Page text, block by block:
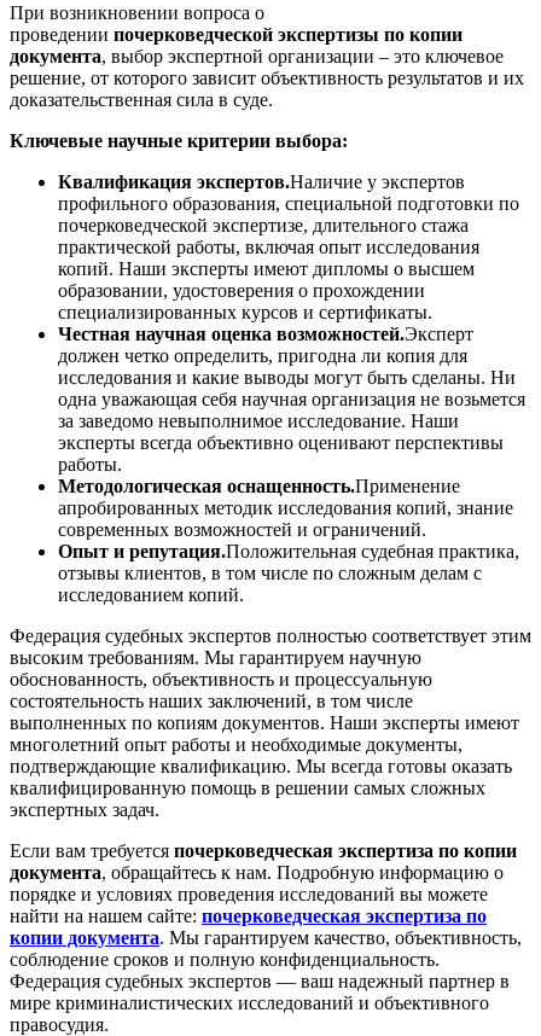
При возникновении вопроса о
проведении почерковедческой экспертизы по копии
документа, выбор экспертной организации – это ключевое
решение, от которого зависит объективность результатов и их
доказательственная сила в суде.
Ключевые научные критерии выбора:
Квалификация экспертов.Наличие у экспертов
профильного образования, специальной подготовки по
почерковедческой экспертизе, длительного стажа
практической работы, включая опыт исследования
копий. Наши эксперты имеют дипломы о высшем
образовании, удостоверения о прохождении
специализированных курсов и сертификаты.
Честная научная оценка возможностей.Эксперт
должен четко определить, пригодна ли копия для
исследования и какие выводы могут быть сделаны. Ни
одна уважающая себя научная организация не возьмется
за заведомо невыполнимое исследование. Наши
эксперты всегда объективно оценивают перспективы
работы.
Методологическая оснащенность.Применение
апробированных методик исследования копий, знание
современных возможностей и ограничений.
Опыт и репутация.Положительная судебная практика,
отзывы клиентов, в том числе по сложным делам с
исследованием копий.
Федерация судебных экспертов полностью соответствует этим
высоким требованиям. Мы гарантируем научную
обоснованность, объективность и процессуальную
состоятельность наших заключений, в том числе
выполненных по копиям документов. Наши эксперты имеют
многолетний опыт работы и необходимые документы,
подтверждающие квалификацию. Мы всегда готовы оказать
квалифицированную помощь в решении самых сложных
экспертных задач.
Если вам требуется почерковедческая экспертиза по копии
документа, обращайтесь к нам. Подробную информацию о
порядке и условиях проведения исследований вы можете
найти на нашем сайте: почерковедческая экспертиза по
копии документа. Мы гарантируем качество, объективность,
соблюдение сроков и полную конфиденциальность.
Федерация судебных экспертов — ваш надежный партнер в
мире криминалистических исследований и объективного
правосудия.